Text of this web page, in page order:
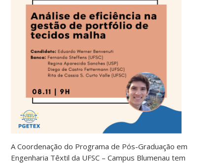
A Coordenação do Programa de Pós-Graduação em
Engenharia Têxtil da UFSC – Campus Blumenau tem